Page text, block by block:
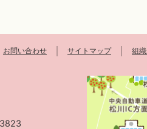
お問い合わせ サイトマップ 組